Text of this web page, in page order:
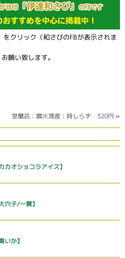
をクリック（和さびのFBが表示されま
願い致します。
室蘭店：噴火湾産：時しらず 320円 »
カオショコラアイス】
穴子/一貫】
いか】